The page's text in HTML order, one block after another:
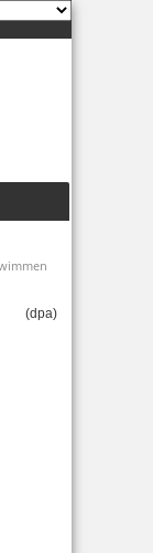
(dpa)